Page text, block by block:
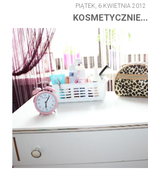
PIĄTEK, 6 KWIETNIA 2012
KOSMETYCZNIE...